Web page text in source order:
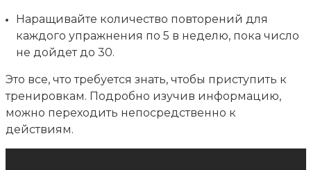
Наращивайте количество повторений для
каждого упражнения по 5 в неделю, пока число
не дойдет до 30.
Это все, что требуется знать, чтобы приступить к
тренировкам. Подробно изучив информацию,
можно переходить непосредственно к
действиям.